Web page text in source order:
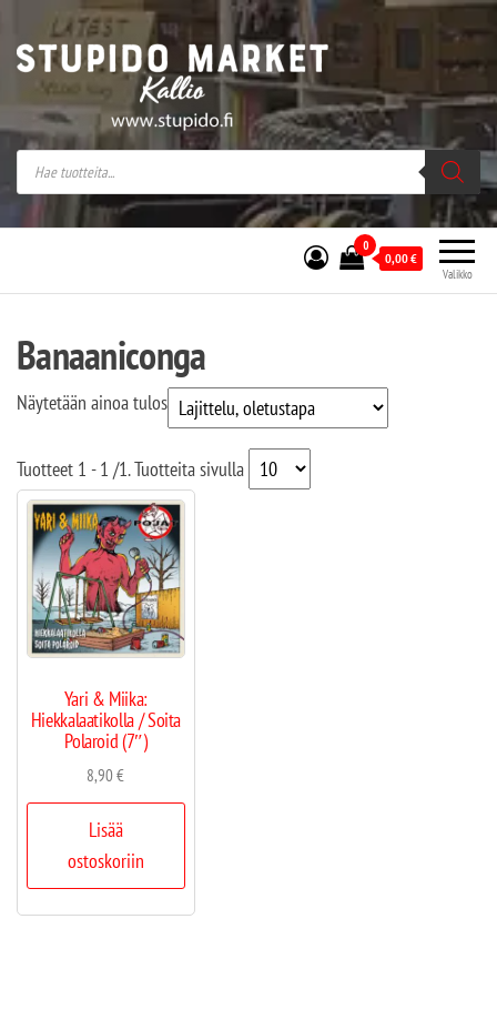
Stupido Market – verkossa ja kivijalassa
Stupido Market on vaihtoehtomusaan
erikoistunut verkko- sekä
kivijalkakauppa Helsingissä Kallion
sydämessä.
Valikko
0
0,00€
Banaaniconga
Näytetään ainoa tulos
Tuotteet 1 - 1 /1. Tuotteita sivulla
Yari & Miika:
Hiekkalaatikolla / Soita
Polaroid (7″)
8,90€
Lisää
ostoskoriin